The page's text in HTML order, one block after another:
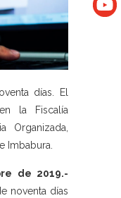
días. El
la Fiscalía
Organizada,
Imbabura.
de 2019.-
noventa días